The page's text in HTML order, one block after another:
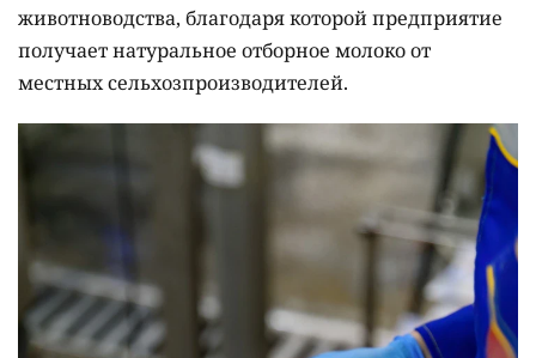
животноводства, благодаря которой предприятие
получает натуральное отборное молоко от
местных сельхозпроизводителей.